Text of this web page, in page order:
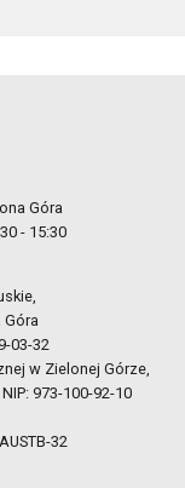
Góra
- 15:30
Góra
03-32
w Zielonej Górze,
973-100-92-10
32